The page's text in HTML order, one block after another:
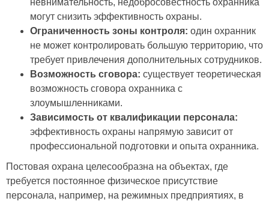
невнимательность, недобросовестность охранника
могут снизить эффективность охраны.
Ограниченность зоны контроля: один охранник
не может контролировать большую территорию, что
требует привлечения дополнительных сотрудников.
Возможность сговора: существует теоретическая
возможность сговора охранника с
злоумышленниками.
Зависимость от квалификации персонала:
эффективность охраны напрямую зависит от
профессиональной подготовки и опыта охранника.
Постовая охрана целесообразна на объектах, где
требуется постоянное физическое присутствие
персонала, например, на режимных предприятиях, в